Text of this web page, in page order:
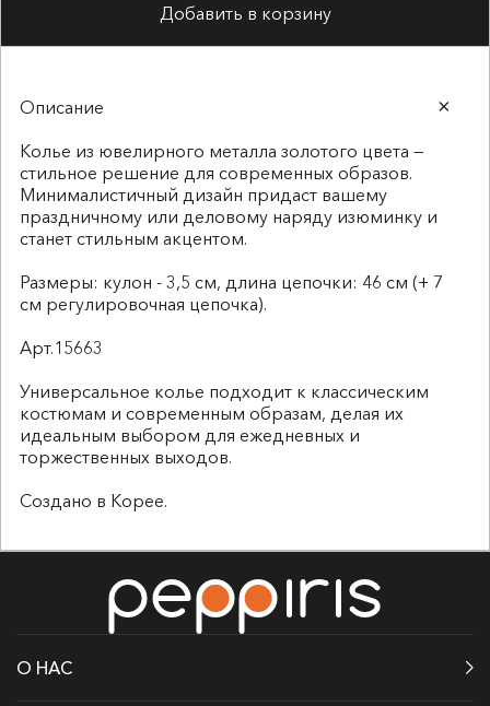
Добавить в корзину
Описание
Колье из ювелирного металла золотого цвета —
стильное решение для современных образов.
Минималистичный дизайн придаст вашему
праздничному или деловому наряду изюминку и
станет стильным акцентом.
Размеры: кулон - 3,5 см, длина цепочки: 46 см (+ 7
см регулировочная цепочка).
Арт.15663
Универсальное колье подходит к классическим
костюмам и современным образам, делая их
идеальным выбором для ежедневных и
торжественных выходов.
Создано в Корее.
О НАС